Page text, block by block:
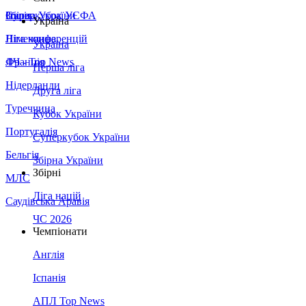
Збірна України
Італія
Німеччина
Франція
Нідерланди
Туреччина
Португалія
Бельгія
МЛС
Саудівська Аравія
Суперкубок УЄФА
Ліга конференцій
ЛЧ - Top News
Україна
Україна
Перша ліга
Друга ліга
Кубок України
Суперкубок України
Збірна України
Збірні
Ліга націй
ЧС 2026
Чемпіонати
Англія
Іспанія
АПЛ Top News